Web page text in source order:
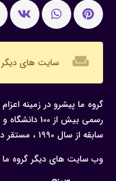
weekend سایت های دیگر
گروه ما پیشرو در زمینه
سابقه از سال 1990 ، مستقر در ونکوور کانادا
وب سایت های دیگر گروه ما